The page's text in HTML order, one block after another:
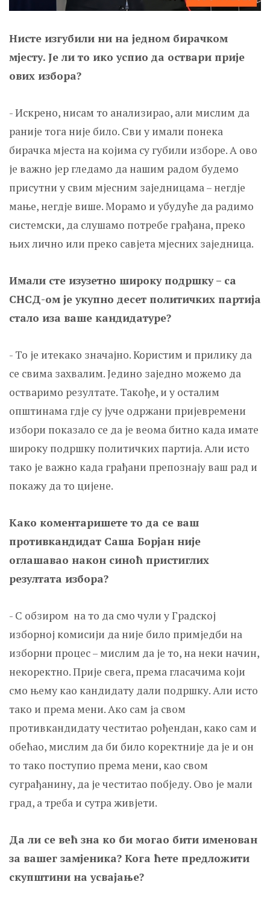
Нисте изгубили ни на једном бирачком
мјесту. Је ли то ико успио да оствари прије
ових избора?
- Искрено, нисам то анализирао, али мислим да
раније тога није било. Сви у имали понека
бирачка мјеста на којима су губили изборе. А ово
је важно јер гледамо да нашим радом будемо
присутни у свим мјесним заједницама – негдје
мање, негдје више. Морамо и убудуће да радимо
системски, да слушамо потребе грађана, преко
њих лично или преко савјета мјесних заједница.
Имали сте изузетно широку подршку – са
СНСД-ом је укупно десет политичких партија
стало иза ваше кандидатуре?
- То је итекако значајно. Користим и прилику да
се свима захвалим. Једино заједно можемо да
остваримо резултате. Такође, и у осталим
општинама гдје су јуче одржани пријевремени
избори показало се да је веома битно када имате
широку подршку политичких партија. Али исто
тако је важно када грађани препознају ваш рад и
покажу да то цијене.
Како коментаришете то да се ваш
противкандидат Саша Борјан није
оглашавао након синоћ пристиглих
резултата избора?
- С обзиром на то да смо чули у Градској
изборној комисији да није било примједби на
изборни процес – мислим да је то, на неки начин,
некоректно. Прије свега, према гласачима који
смо њему као кандидату дали подршку. Али исто
тако и према мени. Ако сам ја свом
противкандидату честитао рођендан, како сам и
обећао, мислим да би било коректније да је и он
то тако поступио према мени, као свом
суграђанину, да је честитао побједу. Ово је мали
град, а треба и сутра живјети.
Да ли се већ зна ко би могао бити именован
за вашег замјеника? Кога ћете предложити
скупштини на усвајање?